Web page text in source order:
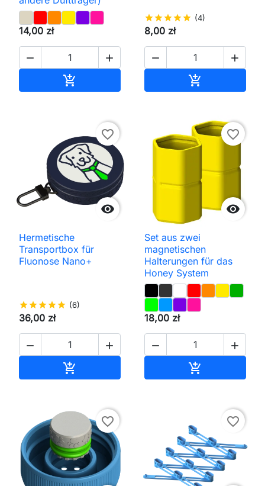
14,00 zł
 

starstarstarstarstar (4)
8,00 zł
 


favorite_border
Hermetische
Transportbox für
Fluonose Nano+
starstarstarstarstar (6)
36,00 zł
 


favorite_border
Set aus zwei
magnetischen
Halterungen für das
Honey System
18,00 zł
 

favorite_border favorite_border